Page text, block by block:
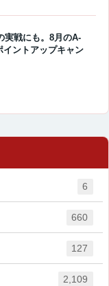
実戦にも。8月のA-
イントアップキャン
6
660
127
2,109